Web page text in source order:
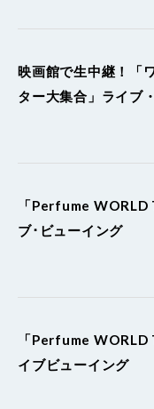
映画館で生中継！「
ター大集合」ライブ
「Perfume
ブ･ビューイング
「Perfume
イブビューイング